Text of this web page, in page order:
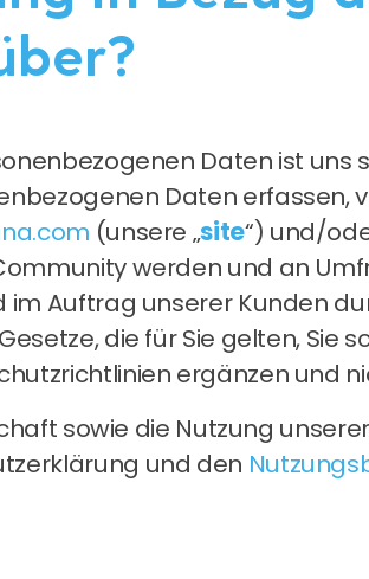
Daten ist uns
Daten erfassen,
(unsere „site“) und/
werden und an
im Auftrag unserer Kunden
die für Sie gelten, Sie
ergänzen und
sowie die Nutzung
und den